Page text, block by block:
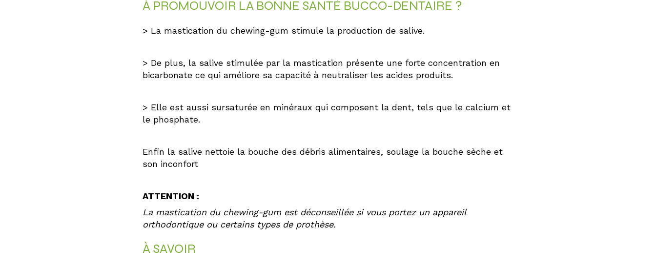
À PROMOUVOIR LA BONNE SANTÉ BUCCO-DENTAIRE ?
> La mastication du chewing-gum stimule la production de salive.
> De plus, la salive stimulée par la mastication présente une forte concentration en
bicarbonate ce qui améliore sa capacité à neutraliser les acides produits.
> Elle est aussi sursaturée en minéraux qui composent la dent, tels que le calcium et
le phosphate.
Enfin la salive nettoie la bouche des débris alimentaires, soulage la bouche sèche et
son inconfort
ATTENTION :
La mastication du chewing-gum est déconseillée si vous portez un appareil
orthodontique ou certains types de prothèse.
À SAVOIR